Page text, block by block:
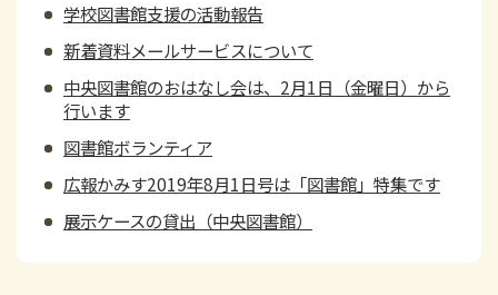
学校図書館支援の活動報告
新着資料メールサービスについて
中央図書館のおはなし会は、2月1日（金曜日）から
行います
図書館ボランティア
広報かみす2019年8月1日号は「図書館」特集です
展示ケースの貸出（中央図書館）